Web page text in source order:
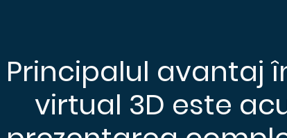
Principalul avantaj
virtual 3D este